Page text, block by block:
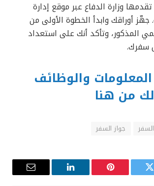
تقدمها وزارة الدفاع عبر موقع إدارة
جهّز أوراقك وابدأ الخطوة الأولى من
المذكور، وتأكد أنك على استعداد
سفرك.
والوظائف
من هنا
جواز السفر
تويتر بينتيريست لينكدإن
البريد